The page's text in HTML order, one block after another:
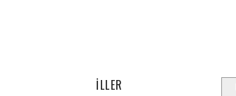
İLLER